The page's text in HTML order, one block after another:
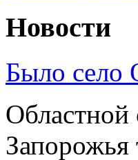
Новости
Было село
Областной
Запорожья